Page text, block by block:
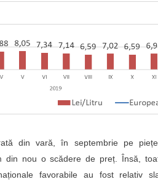
din vară, în septembrie pe
din nou o scădere de preț. Însă,
favorabile au fost relativ